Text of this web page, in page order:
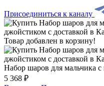
Присоединиться к каналу
Товар добавлен в корзину!
Набор шаров для мальчика
5 368 ₽